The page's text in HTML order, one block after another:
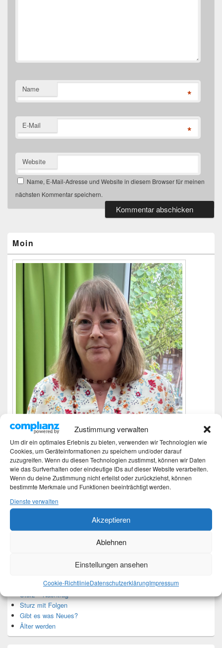
Zustimmung verwalten
Um dir ein optimales Erlebnis zu bieten, verwenden wir Technologien wie
Cookies, um Geräteinformationen zu speichern und/oder darauf
zuzugreifen. Wenn du diesen Technologien zustimmst, können wir Daten
wie das Surfverhalten oder eindeutige IDs auf dieser Website verarbeiten.
Wenn du deine Zustimmung nicht erteilst oder zurückziehst, können
bestimmte Merkmale und Funktionen beeinträchtigt werden.
Dienste verwalten
Akzeptieren
Ablehnen
Einstellungen ansehen
Cookie-RichtlinieDatenschutzerklärungImpressum
Name *
E-Mail *
Website
Name, E-Mail-Adresse und Website in diesem Browser für meinen
nächsten Kommentar speichern.
Widgetbereich
Moin
Ich bin Martina und Autorin dieses Blogs.
Mehr Infos unter About me.
Translate:
Neueste Beiträge
Hochzeitstage und ihre Bedeutung
Sturz – Nachtrag
Sturz mit Folgen
Gibt es was Neues?
Älter werden